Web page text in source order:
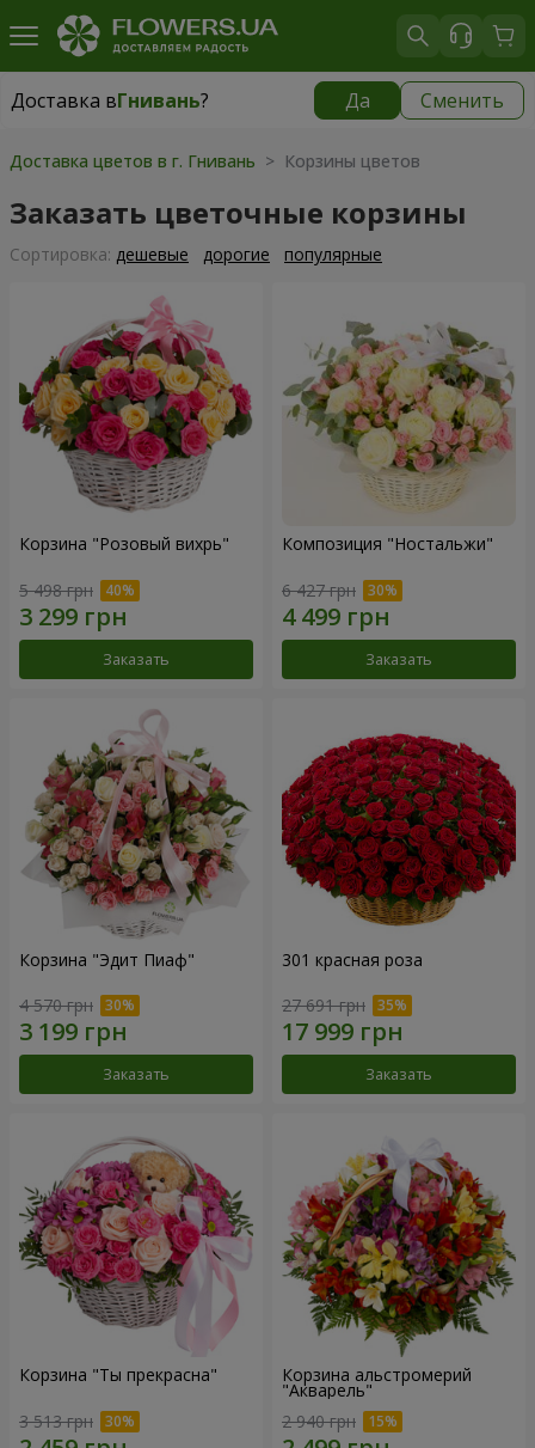
Доставка вГнивань? Да Сменить
Доставка вГнивань|
Доставка цветов в г. Гнивань > Корзины цветов
Заказать цветочные корзины
Cортировка: дешевые дорогие популярные
Корзина "Розовый вихрь"
5 498 грн
Заказать
Композиция "Ностальжи"
6 427 грн
Заказать
Корзина "Эдит Пиаф"
4 570 грн
Заказать
301 красная роза
27 691 грн
Заказать
Корзина "Ты прекрасна"
3 513 грн
Корзина альстромерий
"Акварель"
2 940 грн